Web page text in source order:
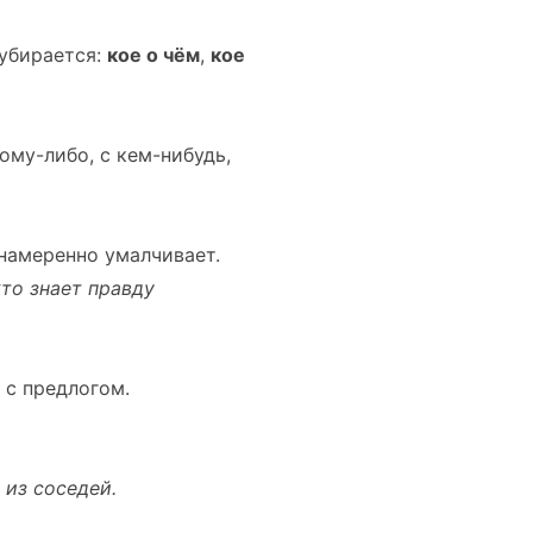
кое о чём, кое
либо, с кем-нибудь,
умалчивает.
знает правду
предлогом.
соседей.